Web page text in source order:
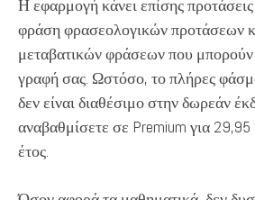
Η εφαρμογή κάνει επίσης
φράση φρασεολογικών προτάσεων
μεταβατικών φράσεων που
γραφή σας. Ωστόσο, το πλήρες
δεν είναι διαθέσιμο στην δωρεάν
αναβαθμίσετε σε Premium για
έτος.